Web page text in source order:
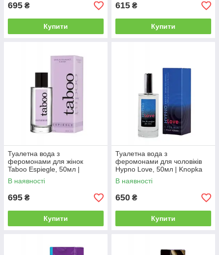
695 ₴
Купити
615 ₴
Купити
Туалетна вода з
феромонами для жінок
Taboo Espiegle, 50мл |
Knopka
В наявності
695 ₴
Купити
Туалетна вода з
феромонами для чоловіків
Hypno Love, 50мл | Knopka
В наявності
650 ₴
Купити